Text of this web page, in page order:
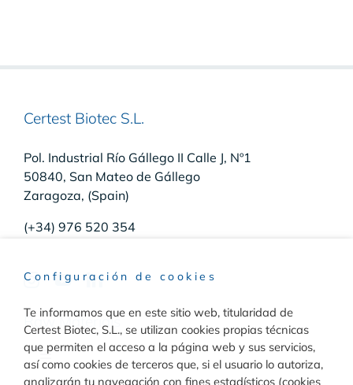
Certest Biotec S.L.
Pol. Industrial Río Gállego II Calle J, Nº1
50840, San Mateo de Gállego
Zaragoza, (Spain)
(+34) 976 520 354
Raw Materials
Toggle
Navigation
Configuración de cookies
Te informamos que en este sitio web, titularidad de
Certest Biotec, S.L., se utilizan cookies propias técnicas
que permiten el acceso a la página web y sus servicios,
así como cookies de terceros que, si el usuario lo autoriza,
analizarán tu navegación con fines estadísticos (cookies